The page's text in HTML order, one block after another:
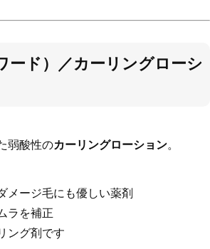
ード）／カーリングローシ
弱酸性のカーリングローション。
メージ毛にも優しい薬剤
ラを補正
ング剤です